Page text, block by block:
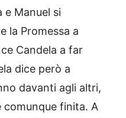
e Manuel si
la Promessa a
Candela a far
dice però a
davanti agli altri,
comunque finita. A